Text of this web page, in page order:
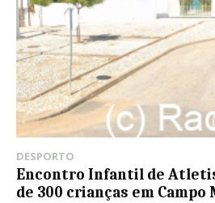
DESPORTO
Encontro Infantil de
de 300 crianças em Campo